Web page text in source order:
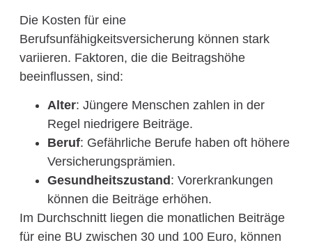
Die Kosten für eine
Berufsunfähigkeitsversicherung können stark
variieren. Faktoren, die die Beitragshöhe
beeinflussen, sind:
Alter: Jüngere Menschen zahlen in der
Regel niedrigere Beiträge.
Beruf: Gefährliche Berufe haben oft höhere
Versicherungsprämien.
Gesundheitszustand : Vorerkrankungen
können die Beiträge erhöhen.
Im Durchschnitt liegen die monatlichen Beiträge
für eine BU zwischen 30 und 100 Euro, können